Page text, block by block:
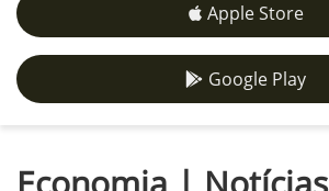
Apple Store
Google Play